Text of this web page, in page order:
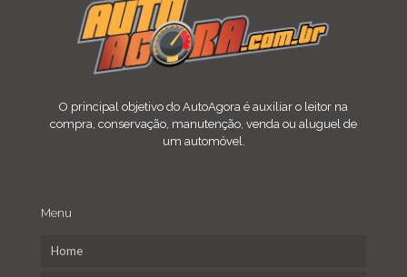
O principal objetivo do AutoAgora é auxiliar o leitor na
compra, conservação, manutenção, venda ou aluguel de
um automóvel.
Menu
Home